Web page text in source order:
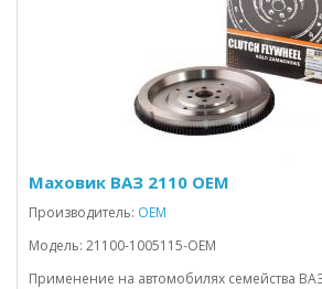
Маховик ВАЗ 2110 OEM
Производитель: OEM
Модель: 21100-1005115-OEM
Применение на автомобилях семейства